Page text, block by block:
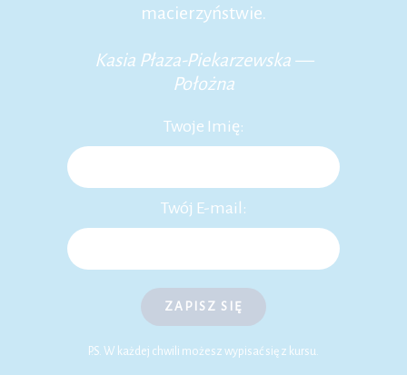
macierzyństwie.
Kasia Płaza-Piekarzewska —
Położna
Twoje Imię:
Twój E-mail:
ZAPISZ SIĘ
P.S. W każdej chwili możesz wypisać się z kursu.